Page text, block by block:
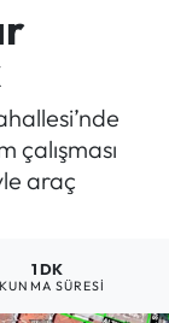
çalışması
araç
1 DK
SÜRESI